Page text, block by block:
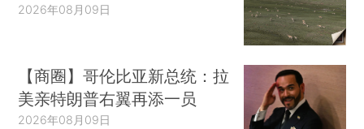
2026年08月09日
【商圈】哥伦比亚新总统：拉
美亲特朗普右翼再添一员
2026年08月09日